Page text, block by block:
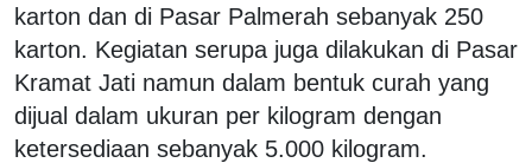
karton dan di Pasar Palmerah sebanyak 250
karton. Kegiatan serupa juga dilakukan di Pasar
Kramat Jati namun dalam bentuk curah yang
dijual dalam ukuran per kilogram dengan
ketersediaan sebanyak 5.000 kilogram.